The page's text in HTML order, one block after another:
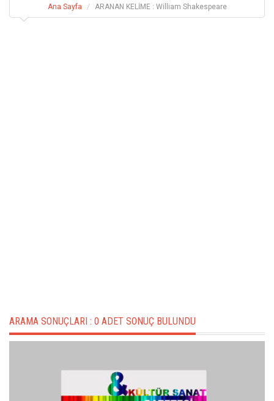
Ana Sayfa ARANAN KELİME : William Shakespeare
ARAMA SONUÇLARI : 0 ADET SONUÇ BULUNDU